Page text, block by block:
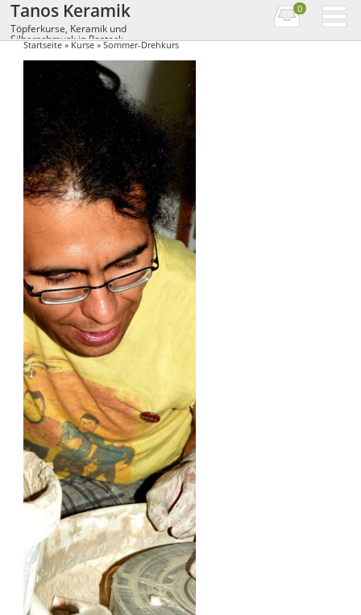
Tanos Keramik
Töpferkurse, Keramik und
Silberschmuck in Rostock
0
Startseite»Kurse» Sommer-Drehkurs